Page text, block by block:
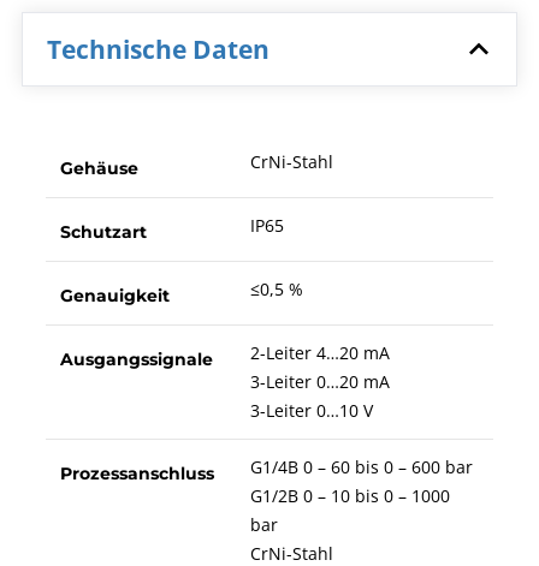
Technische Daten
Gehäuse CrNi-Stahl
Schutzart IP65
Genauigkeit ≤0,5 %
Ausgangssignale
2-Leiter 4…20 mA
3-Leiter 0…20 mA
3-Leiter 0…10 V
Prozessanschluss
G1/4B 0 – 60 bis 0 – 600 bar
G1/2B 0 – 10 bis 0 – 1000
bar
CrNi-Stahl